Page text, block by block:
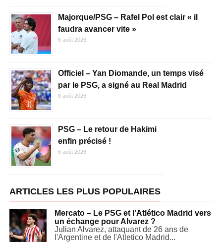
Majorque/PSG – Rafel Pol est clair « il
faudra avancer vite »
6 août 2026
Officiel – Yan Diomande, un temps visé
par le PSG, a signé au Real Madrid
6 août 2026
PSG – Le retour de Hakimi
enfin précisé !
6 août 2026
ARTICLES LES PLUS POPULAIRES
Mercato – Le PSG et l’Atlético Madrid vers
un échange pour Alvarez ?
Julian Alvarez, attaquant de 26 ans de
l'Argentine et de l'Atletico Madrid...